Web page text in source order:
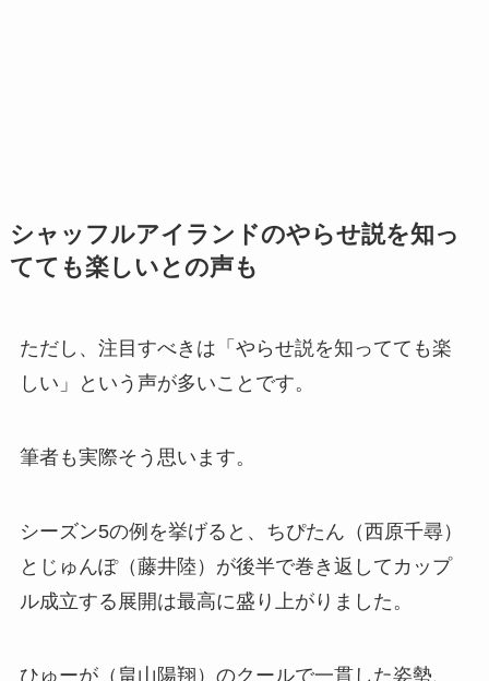
シャッフルアイランドのやらせ説を知っ
てても楽しいとの声も
ただし、注目すべきは「やらせ説を知ってても楽
しい」という声が多いことです。
筆者も実際そう思います。
シーズン5の例を挙げると、ちぴたん（西原千尋）
とじゅんぽ（藤井陸）が後半で巻き返してカップ
ル成立する展開は最高に盛り上がりました。
ひゅーが（畠山陽翔）のクールで一貫した姿勢、